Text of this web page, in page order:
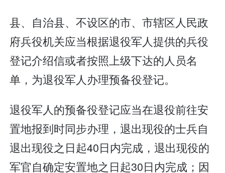
县、自治县、不设区的市、市辖区人民政
府兵役机关应当根据退役军人提供的兵役
登记介绍信或者按照上级下达的人员名
单，为退役军人办理预备役登记。
退役军人的预备役登记应当在退役前往安
置地报到时同步办理，退出现役的士兵自
退出现役之日起40日内完成，退出现役的
军官自确定安置地之日起30日内完成；因